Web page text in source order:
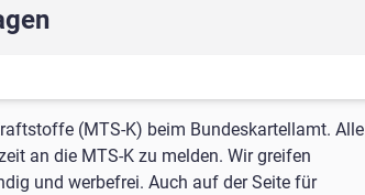
(MTS-K) beim Bundeskartellamt. Alle
an die MTS-K zu melden. Wir greifen
und werbefrei. Auch auf der Seite für